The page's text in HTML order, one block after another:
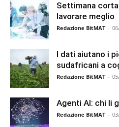
Settimana
lavorare meglio
Redazione BitMAT -
I dati aiutano i
sudafricani a
Redazione BitMAT -
Agenti AI: chi li
Redazione BitMAT -